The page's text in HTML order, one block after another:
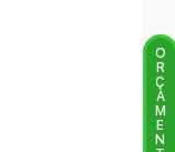
O
R
Ç
A
M
E
N